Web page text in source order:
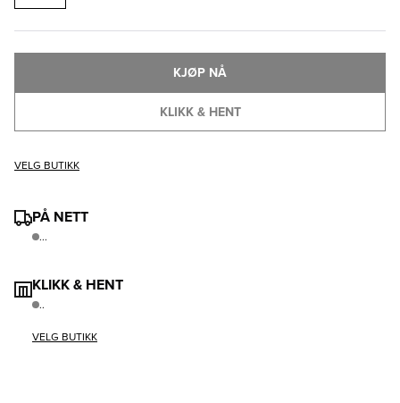
KLIKK & HENT
KJØP NÅ
VELG BUTIKK
PÅ NETT
...
KLIKK & HENT
..
VELG BUTIKK